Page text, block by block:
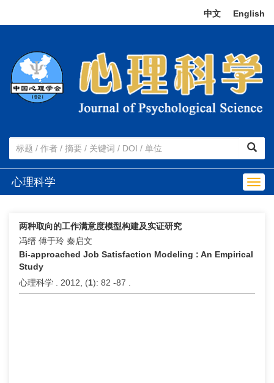
中文 English
心理科学
两种取向的工作满意度模型构建及实证研究
冯缙 傅于玲 秦启文
Bi-approached Job Satisfaction Modeling : An Empirical
Study
心理科学 . 2012, (1): 82 -87 .